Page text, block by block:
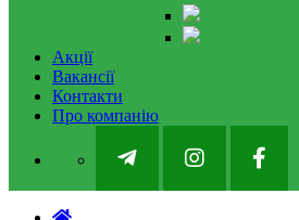
Акції
Вакансії
Контакти
Про компанію